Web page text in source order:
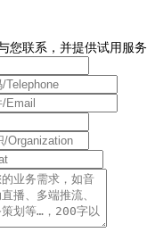
您联系，并提供试用服务